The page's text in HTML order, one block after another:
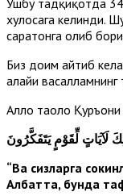
хулосага келинди.
саратонга олиб
Биз доим айтиб
алайҳи
Аллоҳ таоло
لَآيَاتٍ لِّقَوْمٍ يَتَفَكَّرُونَ
“Ва сизларга
Албатта, бунда